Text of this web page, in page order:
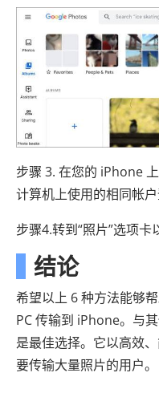
步骤 3. 在您的 iPhone
计算机上使用的相同帐户
步骤4.转到“照片”选项卡
结论
希望以上 6 种方法能够
PC 传输到 iPhone。与
是最佳选择。它以高效
要传输大量照片的用户。